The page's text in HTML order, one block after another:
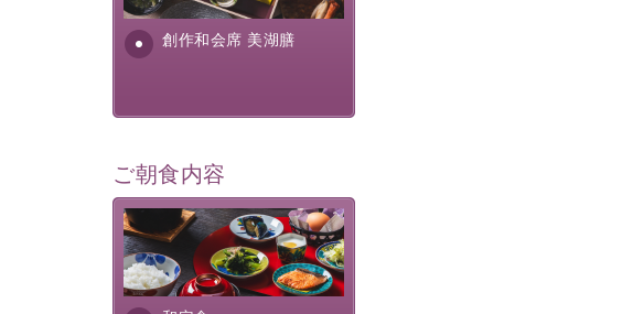
創作和会席 美湖膳
明が考え出した創作和会席で
す。美しい諏訪湖の幸...
ご朝食内容
さっぱりとした和食膳に使わ
れる食材は、諏訪の名産品を
ふんだんに取り入れ、安心・